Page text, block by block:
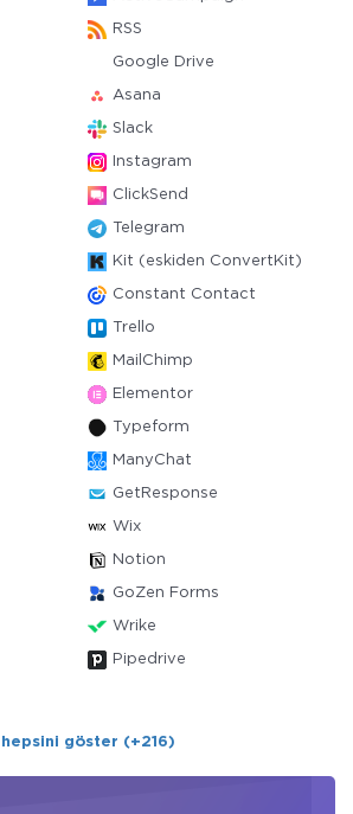
RSS
Google Drive
Asana
Slack
Instagram
ClickSend
Telegram
Kit (eskiden ConvertKit)
Constant Contact
Trello
MailChimp
Elementor
Typeform
ManyChat
GetResponse
Wix
Notion
GoZen Forms
Wrike
Pipedrive
hepsini göster (+216)